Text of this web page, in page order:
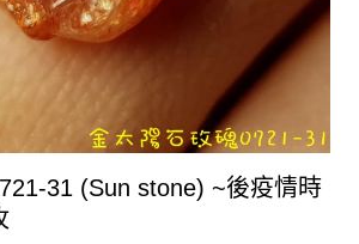
31 (Sun stone) ~後疫情時